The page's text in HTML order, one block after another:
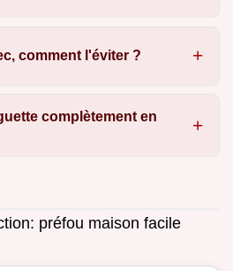
comment l'éviter ?
complètement en
préfou maison facile